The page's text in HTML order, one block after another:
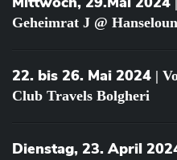
Geheimrat J @
22. bis 26. Mai 2024 |
Club Travels Bolgheri
Dienstag, 23. April